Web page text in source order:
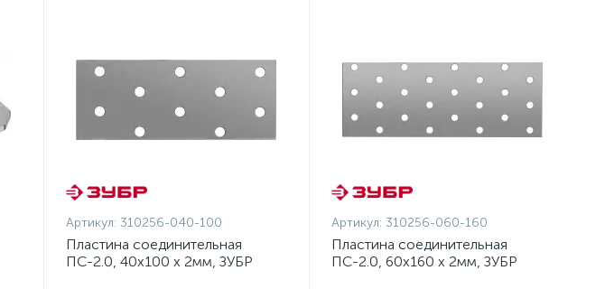
Артикул: 310256-040-100
Пластина соединительная
ПС-2.0, 40х100 х 2мм, ЗУБР
Артикул: 310256-060-160
Пластина соединительная
ПС-2.0, 60х160 х 2мм, ЗУБР